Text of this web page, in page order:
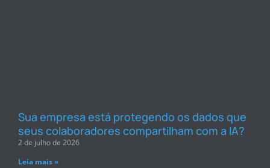
Sua empresa está protegendo os dados que
seus colaboradores compartilham com a IA?
2 de julho de 2026
Leia mais »